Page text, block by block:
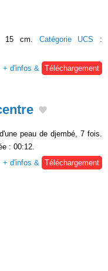
15 cm. Catégorie UCS :
+ d'infos & Téléchargement
peau de djembé, 7 fois.
: 00:12.
+ d'infos & Téléchargement